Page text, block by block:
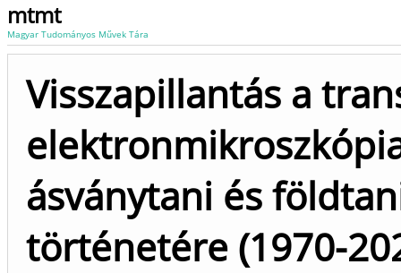
mtmt
Magyar Tudományos Művek Tára
Visszapillantás a
ásványtani és
történetére (1970-